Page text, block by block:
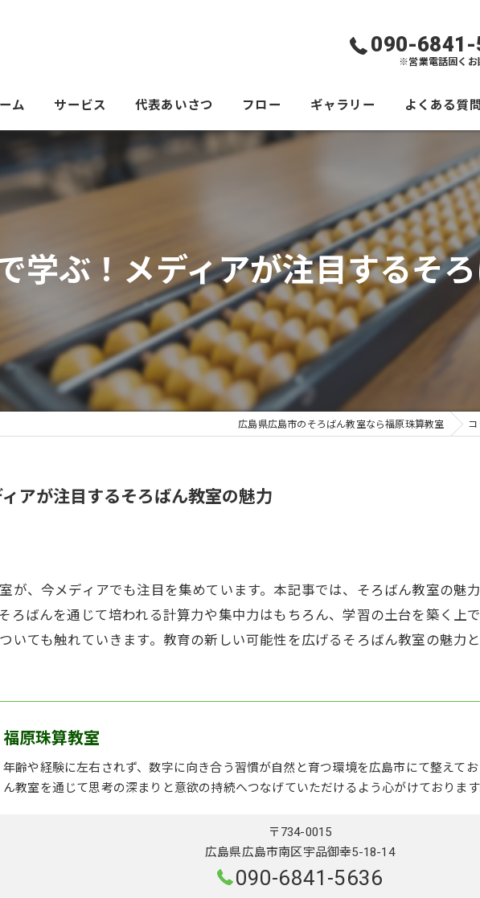
090-6841-
※営業電話固くお
ム サービス 代表あいさつ フロー ギャラリー よくある質問
学ぶ！メディアが注目するそ
広島県広島市のそろばん教室なら福原珠算教室 コ
アが注目するそろばん教室の魅力
が、今メディアでも注目を集めています。本記事では、そろばん教室の魅
ろばんを通じて培われる計算力や集中力はもちろん、学習の土台を築く上
いても触れていきます。教育の新しい可能性を広げるそろばん教室の魅力
福原珠算教室
年齢や経験に左右されず、数字に向き合う習慣が自然と育つ環境を広島市にて整えて
ん教室を通じて思考の深まりと意欲の持続へつなげていただけるよう心がけております
〒734-0015
広島県広島市南区宇品御幸5-18-14
090-6841-5636